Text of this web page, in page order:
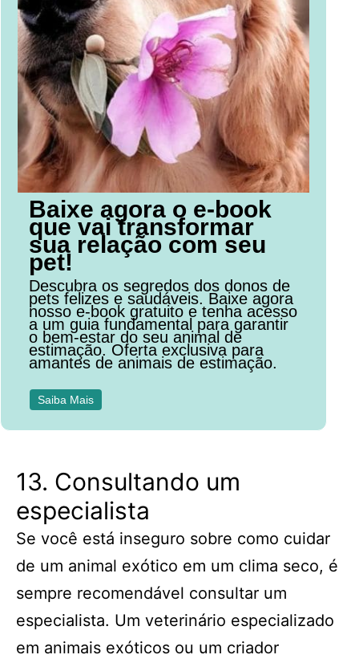
Baixe agora o e-book
que vai transformar
sua relação com seu
pet!
Descubra os segredos dos donos de
pets felizes e saudáveis. Baixe agora
nosso e-book gratuito e tenha acesso
a um guia fundamental para garantir
o bem-estar do seu animal de
estimação. Oferta exclusiva para
amantes de animais de estimação.
Saiba Mais
13. Consultando um
especialista
Se você está inseguro sobre como cuidar
de um animal exótico em um clima seco, é
sempre recomendável consultar um
especialista. Um veterinário especializado
em animais exóticos ou um criador